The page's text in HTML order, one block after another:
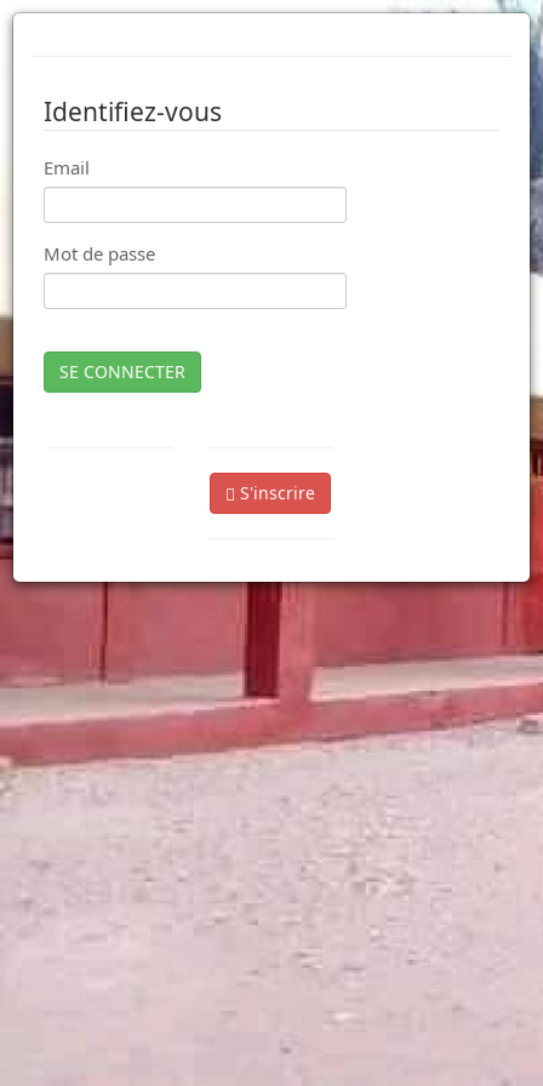
Identifiez-vous
Email
Mot de passe
SE CONNECTER
S'inscrire